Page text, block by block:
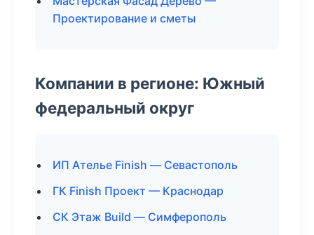
Проектирование и сметы
Компании в регионе: Южный
федеральный округ
ИП Ателье Finish — Севастополь
ГК Finish Проект — Краснодар
СК Этаж Build — Симферополь